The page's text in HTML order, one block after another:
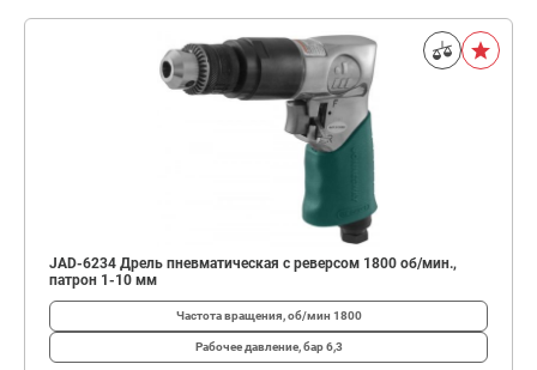
JAD-6234 Дрель пневматическая с реверсом 1800 об/мин.,
патрон 1-10 мм
Частота вращения, об/мин 1800
Рабочее давление, бар6,3